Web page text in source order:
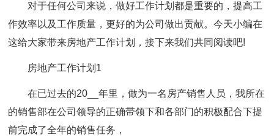
对于任何公司来说，做好工作计划都是重要的，提高工
作效率以及工作质量，更好的为公司做出贡献。今天小编在
这给大家带来房地产工作计划，接下来我们共同阅读吧!
房地产工作计划1
在已过去的20__年里，做为一名房产销售人员，我所在
的销售部在公司领导的正确带领下和各部门的积极配合下提
前完成了全年的销售任务，